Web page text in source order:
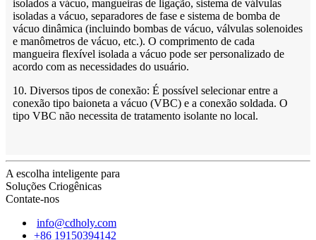
isolados a vácuo, mangueiras de ligação, sistema de válvulas
isoladas a vácuo, separadores de fase e sistema de bomba de
vácuo dinâmica (incluindo bombas de vácuo, válvulas solenoides
e manômetros de vácuo, etc.). O comprimento de cada
mangueira flexível isolada a vácuo pode ser personalizado de
acordo com as necessidades do usuário.
10. Diversos tipos de conexão: É possível selecionar entre a
conexão tipo baioneta a vácuo (VBC) e a conexão soldada. O
tipo VBC não necessita de tratamento isolante no local.
A escolha inteligente para
Soluções Criogênicas
Contate-nos
info@cdholy.com
+86 19150394142